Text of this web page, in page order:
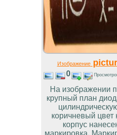
Изображение
0
На изображении
крупный план
коричневый цвет
корпус